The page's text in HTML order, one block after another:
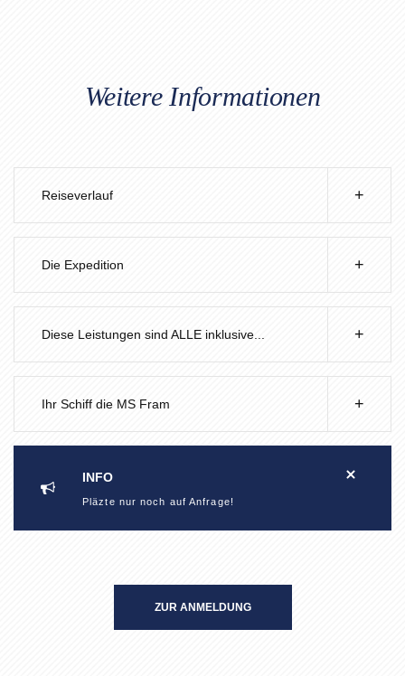
Weitere Informationen
Reiseverlauf
Die Expedition
Diese Leistungen sind ALLE inklusive...
Ihr Schiff die MS Fram
INFO
Pläzte nur noch auf Anfrage!
ZUR ANMELDUNG